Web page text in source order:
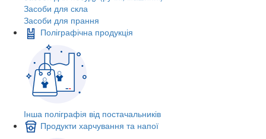
Засоби для скла
Засоби для прання
Поліграфічна продукція
Інша поліграфія від постачальників
Продукти харчування та напої